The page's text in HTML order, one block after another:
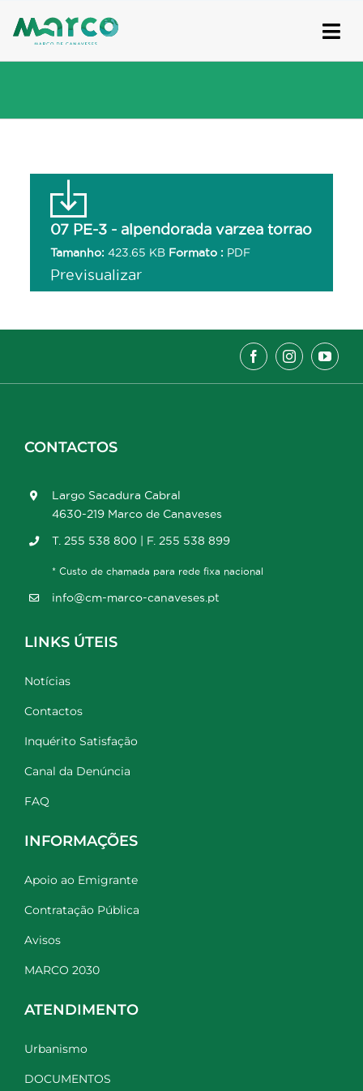
to
07 PE-3 - alpendorada varzea torrao
Tamanho: 423.65 KB Formato : PDF
Previsualizar
CONTACTOS
Largo Sacadura Cabral
4630-219 Marco de Canaveses
T. 255 538 800 | F. 255 538 899
* Custo de chamada para rede fixa nacional
info@cm-marco-canaveses.pt
LINKS ÚTEIS
Notícias
Contactos
Inquérito Satisfação
Canal da Denúncia
FAQ
INFORMAÇÕES
Apoio ao Emigrante
Contratação Pública
Avisos
MARCO 2030
ATENDIMENTO
Urbanismo
DOCUMENTOS